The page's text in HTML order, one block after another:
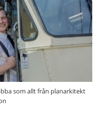
som allt från planarkitekt